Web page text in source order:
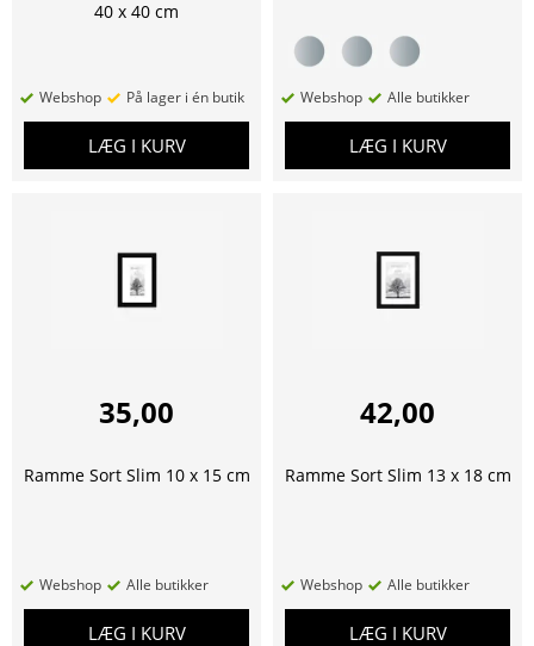
40 x 40 cm
Webshop På lager i én butik
LÆG I KURV
Webshop Alle butikker
LÆG I KURV
35,00
Ramme Sort Slim 10 x 15 cm
Webshop Alle butikker
LÆG I KURV
42,00
Ramme Sort Slim 13 x 18 cm
Webshop Alle butikker
LÆG I KURV